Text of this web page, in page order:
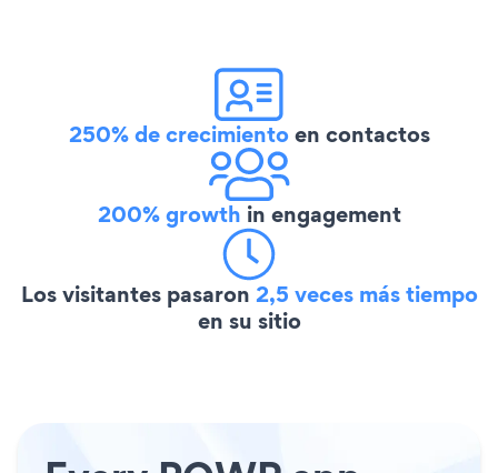
250% de crecimientoen contactos
200% growth in engagement
Los visitantes pasaron 2,5 veces más tiempo
en su sitio